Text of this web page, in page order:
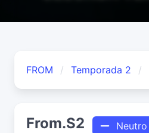
FROM Temporada 2
From.S2
Neutro